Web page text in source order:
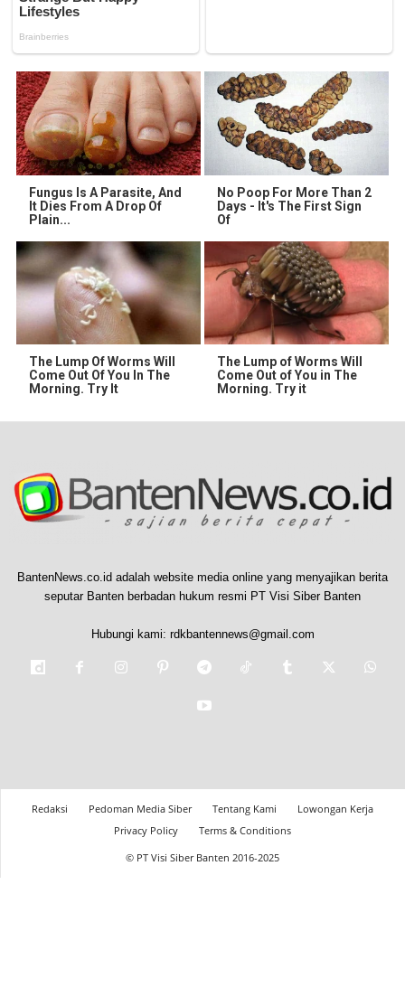
Fungus Is A Parasite, And
It Dies From A Drop Of
Plain...
No Poop For More Than 2
Days - It's The First Sign
Of
The Lump Of Worms Will
Come Out Of You In The
Morning. Try It
The Lump of Worms Will
Come Out of You in The
Morning. Try it
BantenNews.co.id adalah website media online yang menyajikan berita
seputar Banten berbadan hukum resmi PT Visi Siber Banten
Hubungi kami: rdkbantennews@gmail.com
Redaksi Pedoman Media Siber Tentang Kami
Lowongan Kerja
Privacy Policy
Terms & Conditions
© PT Visi Siber Banten 2016-2025